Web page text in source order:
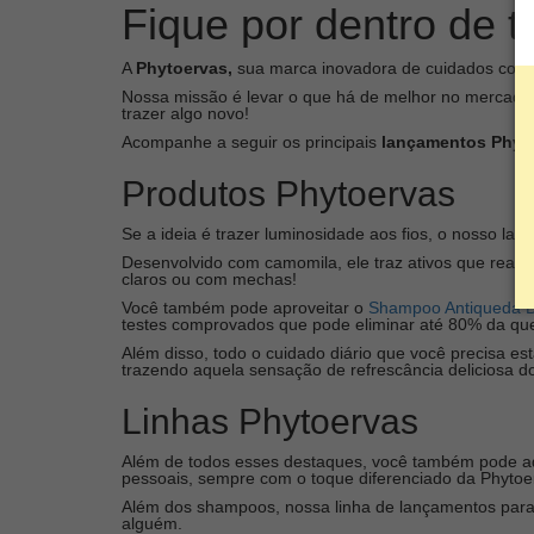
Fique por dentro de
A Phytoervas, sua marca inovadora de cuidados
Nossa missão é levar o que há de melhor no
trazer algo novo!
Acompanhe a seguir os principais lançamentos
Produtos Phytoervas
Se a ideia é trazer luminosidade aos fios, o nosso
Desenvolvido com camomila, ele traz ativos que
claros ou com mechas!
Você também pode aproveitar o Shampoo Antiqueda
testes comprovados que pode eliminar até 80% da
Além disso, todo o cuidado diário que você precisa
trazendo aquela sensação de refrescância deliciosa
Linhas Phytoervas
Além de todos esses destaques, você também pode
pessoais, sempre com o toque diferenciado da
Além dos shampoos, nossa linha de lançamentos
alguém.